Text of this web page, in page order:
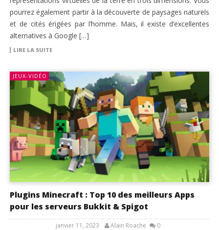
pourrez également partir à la découverte de paysages naturels
et de cités érigées par l’homme. Mais, il existe d’excellentes
alternatives à Google […]
LIRE LA SUITE
JEUX-VIDÉO
Plugins Minecraft : Top 10 des meilleurs Apps
pour les serveurs Bukkit & Spigot
janvier 11, 2023 Alain Roache 0